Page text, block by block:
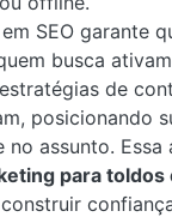
SEO garante
busca
de
posicionando
assunto. Essa
para toldos